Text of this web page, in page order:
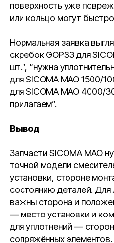
поверхность уже
или кольцо могут
Нормальная заявка
скребок GOPS3 для
шт.”, “нужна
для SICOMA MAO 1500/
для SICOMA MAO 4000/
прилагаем”.
Вывод
Запчасти SICOMA MAO
точной модели
установки, стороне
состоянию деталей. Для
важны сторона и
— место установки и
для уплотнений —
сопряжённых элементов.